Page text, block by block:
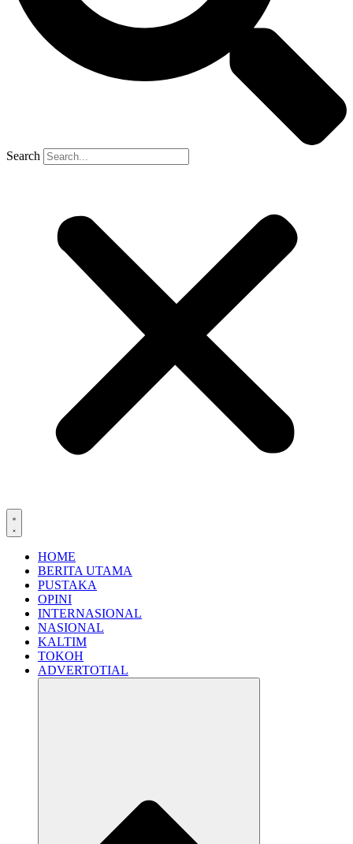
Search
HOME
BERITA UTAMA
PUSTAKA
OPINI
INTERNASIONAL
NASIONAL
KALTIM
TOKOH
ADVERTOTIAL